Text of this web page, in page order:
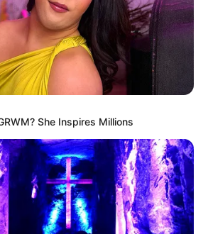
paling menarik darinya adalah mata
bagus.
teh, sup bergaya China, strawberry.
dada ayam
musim dingin.
hitam.
7.
She Inspires Millions